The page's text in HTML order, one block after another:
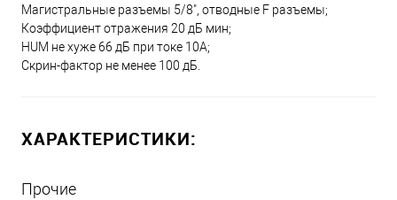
Магистральные разъемы 5/8", отводные F разъемы;
Коэффициент отражения 20 дБ мин;
HUM не хуже 66 дБ при токе 10А;
Скрин-фактор не менее 100 дБ.
ХАРАКТЕРИСТИКИ:
Прочие